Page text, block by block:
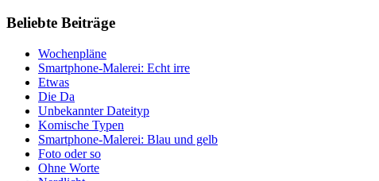
Beliebte Beiträge
Wochenpläne
Smartphone-Malerei: Echt irre
Etwas
Die Da
Unbekannter Dateityp
Komische Typen
Smartphone-Malerei: Blau und gelb
Foto oder so
Ohne Worte